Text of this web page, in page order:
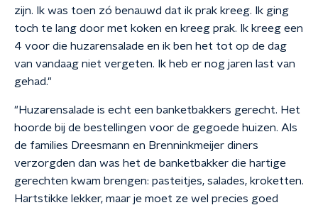
zijn. Ik was toen zó benauwd dat ik prak kreeg. Ik ging
toch te lang door met koken en kreeg prak. Ik kreeg een
4 voor die huzarensalade en ik ben het tot op de dag
van vandaag niet vergeten. Ik heb er nog jaren last van
gehad."
"Huzarensalade is echt een banketbakkers gerecht. Het
hoorde bij de bestellingen voor de gegoede huizen. Als
de families Dreesmann en Brenninkmeijer diners
verzorgden dan was het de banketbakker die hartige
gerechten kwam brengen: pasteitjes, salades, kroketten.
Hartstikke lekker, maar je moet ze wel precies goed